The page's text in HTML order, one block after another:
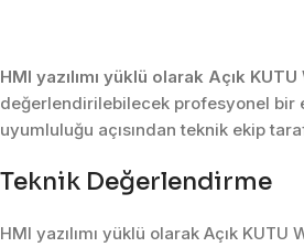
HMI yazılımı yüklü olarak Açık
değerlendirilebilecek profesyonel bir
uyumluluğu açısından teknik ekip
Teknik Değerlendirme
HMI yazılımı yüklü olarak Açık